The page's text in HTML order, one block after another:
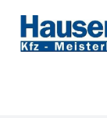
Inhalt
springen